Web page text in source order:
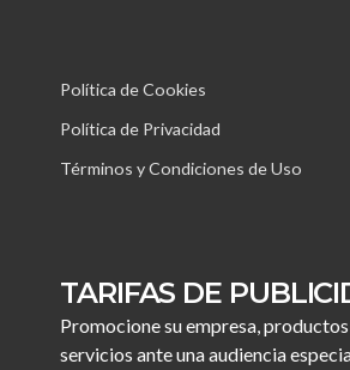
Política de Cookies
Política de Privacidad
Términos y Condiciones de Uso
TARIFAS DE
Promocione su empresa,
servicios ante una audiencia